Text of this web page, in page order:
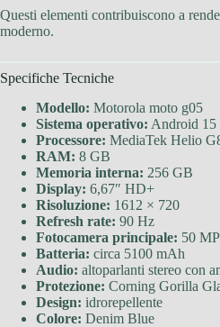
Questi elementi contribuiscono a
moderno.
Specifiche Tecniche
Modello: Motorola moto g05
Sistema operativo: Android 15
Processore: MediaTek Helio
RAM: 8 GB
Memoria interna: 256 GB
Display: 6,67″ HD+
Risoluzione: 1612 × 720
Refresh rate: 90 Hz
Fotocamera principale: 50
Batteria: circa 5100 mAh
Audio: altoparlanti stereo con
Protezione: Corning Gorilla
Design: idrorepellente
Colore: Denim Blue